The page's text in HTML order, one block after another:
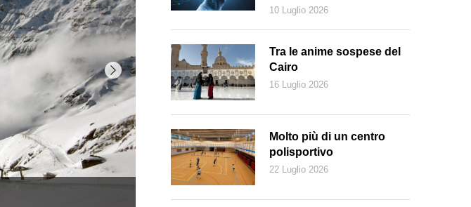
La valanga sfiora nella sua caduta un impianto di risalita (Dahu1)
10 Luglio 2026
Tra le anime sospese del
Cairo
16 Luglio 2026
Molto più di un centro
polisportivo
22 Luglio 2026